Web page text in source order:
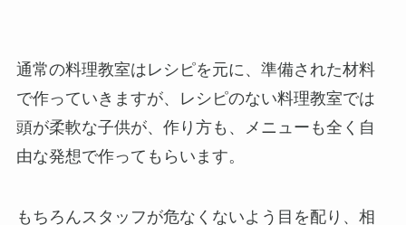
通常の料理教室はレシピを元に、準備された材料
で作っていきますが、レシピのない料理教室では
頭が柔軟な子供が、作り方も、メニューも全く自
由な発想で作ってもらいます。
もちろんスタッフが危なくないよう目を配り、相